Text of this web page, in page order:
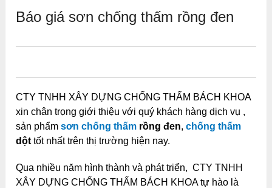
Báo giá sơn chống thấm rồng đen
CTY TNHH XÂY DỰNG CHỐNG THẤM BÁCH KHOA
xin chân trọng giới thiệu với quý khách hàng dịch vụ ,
sản phẩmsơn chống thấm rồng đen,chống thấm
dột tốt nhất trên thị trường hiện nay.
Qua nhiều năm hình thành và phát triển, CTY TNHH
XÂY DỰNG CHỐNG THẤM BÁCH KHOA tự hào là